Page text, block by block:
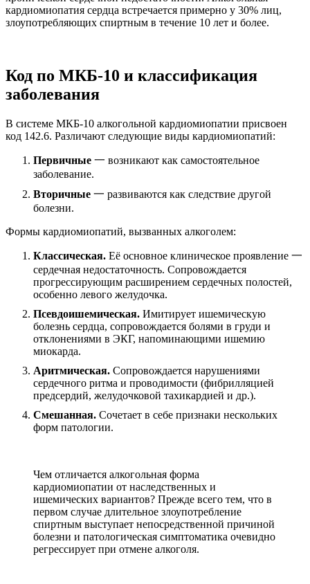
кардиомиопатия сердца встречается примерно у 30% лиц,
злоупотребляющих спиртным в течение 10 лет и более.
Код по МКБ-10 и классификация
заболевания
В системе МКБ-10 алкогольной кардиомиопатии присвоен
код 142.6. Различают следующие виды кардиомиопатий:
Первичные 一 возникают как самостоятельное
заболевание.
Вторичные 一 развиваются как следствие другой
болезни.
Формы кардиомиопатий, вызванных алкоголем:
Классическая. Её основное клиническое проявление 一
сердечная недостаточность. Сопровождается
прогрессирующим расширением сердечных полостей,
особенно левого желудочка.
Псевдоишемическая. Имитирует ишемическую
болезнь сердца, сопровождается болями в груди и
отклонениями в ЭКГ, напоминающими ишемию
миокарда.
Аритмическая. Сопровождается нарушениями
сердечного ритма и проводимости (фибрилляцией
предсердий, желудочковой тахикардией и др.).
Смешанная. Сочетает в себе признаки нескольких
форм патологии.
Чем отличается алкогольная форма
кардиомиопатии от наследственных и
ишемических вариантов? Прежде всего тем, что в
первом случае длительное злоупотребление
спиртным выступает непосредственной причиной
болезни и патологическая симптоматика очевидно
регрессирует при отмене алкоголя.